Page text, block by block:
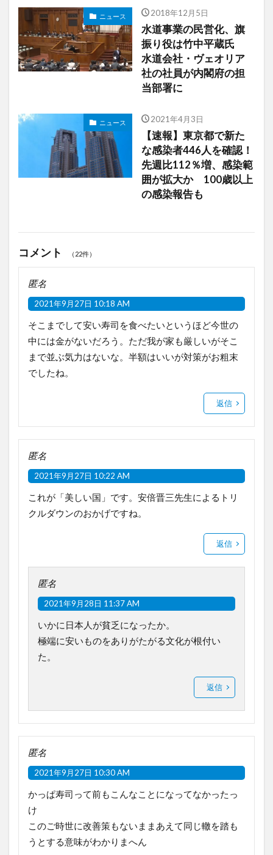
ニュース 2018年12月5日
水道事業の民営化、旗
振り役は竹中平蔵氏
水道会社・ヴェオリア
社の社員が内閣府の担
当部署に
ニュース 2021年4月3日
【速報】東京都で新た
な感染者446人を確認！
先週比112％増、感染範
囲が拡大か 100歳以上
の感染報告も
コメント （22件）
匿名
2021年9月27日 10:18 AM
そこまでして安い寿司を食べたいというほど今世の
中には金がないだろう。ただ我が家も厳しいがそこ
まで並ぶ気力はないな。半額はいいが対策がお粗末
でしたね。
返信
匿名
2021年9月27日 10:22 AM
これが「美しい国」です。安倍晋三先生によるトリ
クルダウンのおかげですね。
返信
匿名
2021年9月28日 11:37 AM
いかに日本人が貧乏になったか。
極端に安いものをありがたがる文化が根付い
た。
返信
匿名
2021年9月27日 10:30 AM
かっぱ寿司って前もこんなことになってなかったっ
け
このご時世に改善策もないままあえて同じ轍を踏も
うとする意味がわかりまへん